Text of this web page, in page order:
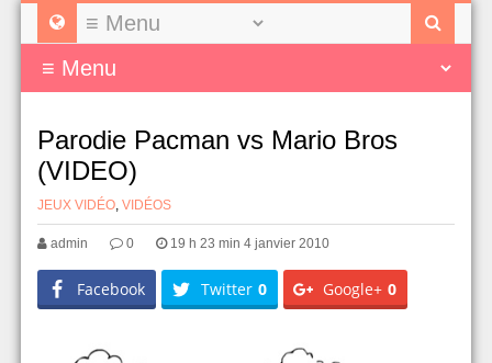
Parodie Pacman vs Mario Bros
(VIDEO)
JEUX VIDÉO, VIDÉOS
admin 0 19 h 23 min 4 janvier 2010
Facebook Twitter 0 Google+ 0